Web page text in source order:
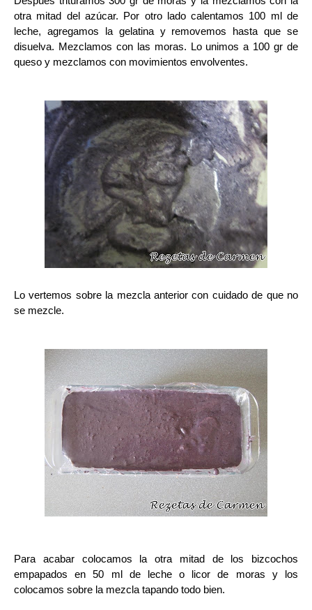
otra mitad del azúcar. Por otro lado calentamos 100 ml de
leche, agregamos la gelatina y removemos hasta que se
disuelva. Mezclamos con las moras. Lo unimos a 100 gr de
queso y mezclamos con movimientos envolventes.
Lo vertemos sobre la mezcla anterior con cuidado de que no
se mezcle.
Para acabar colocamos la otra mitad de los bizcochos
empapados en 50 ml de leche o licor de moras y los
colocamos sobre la mezcla tapando todo bien.